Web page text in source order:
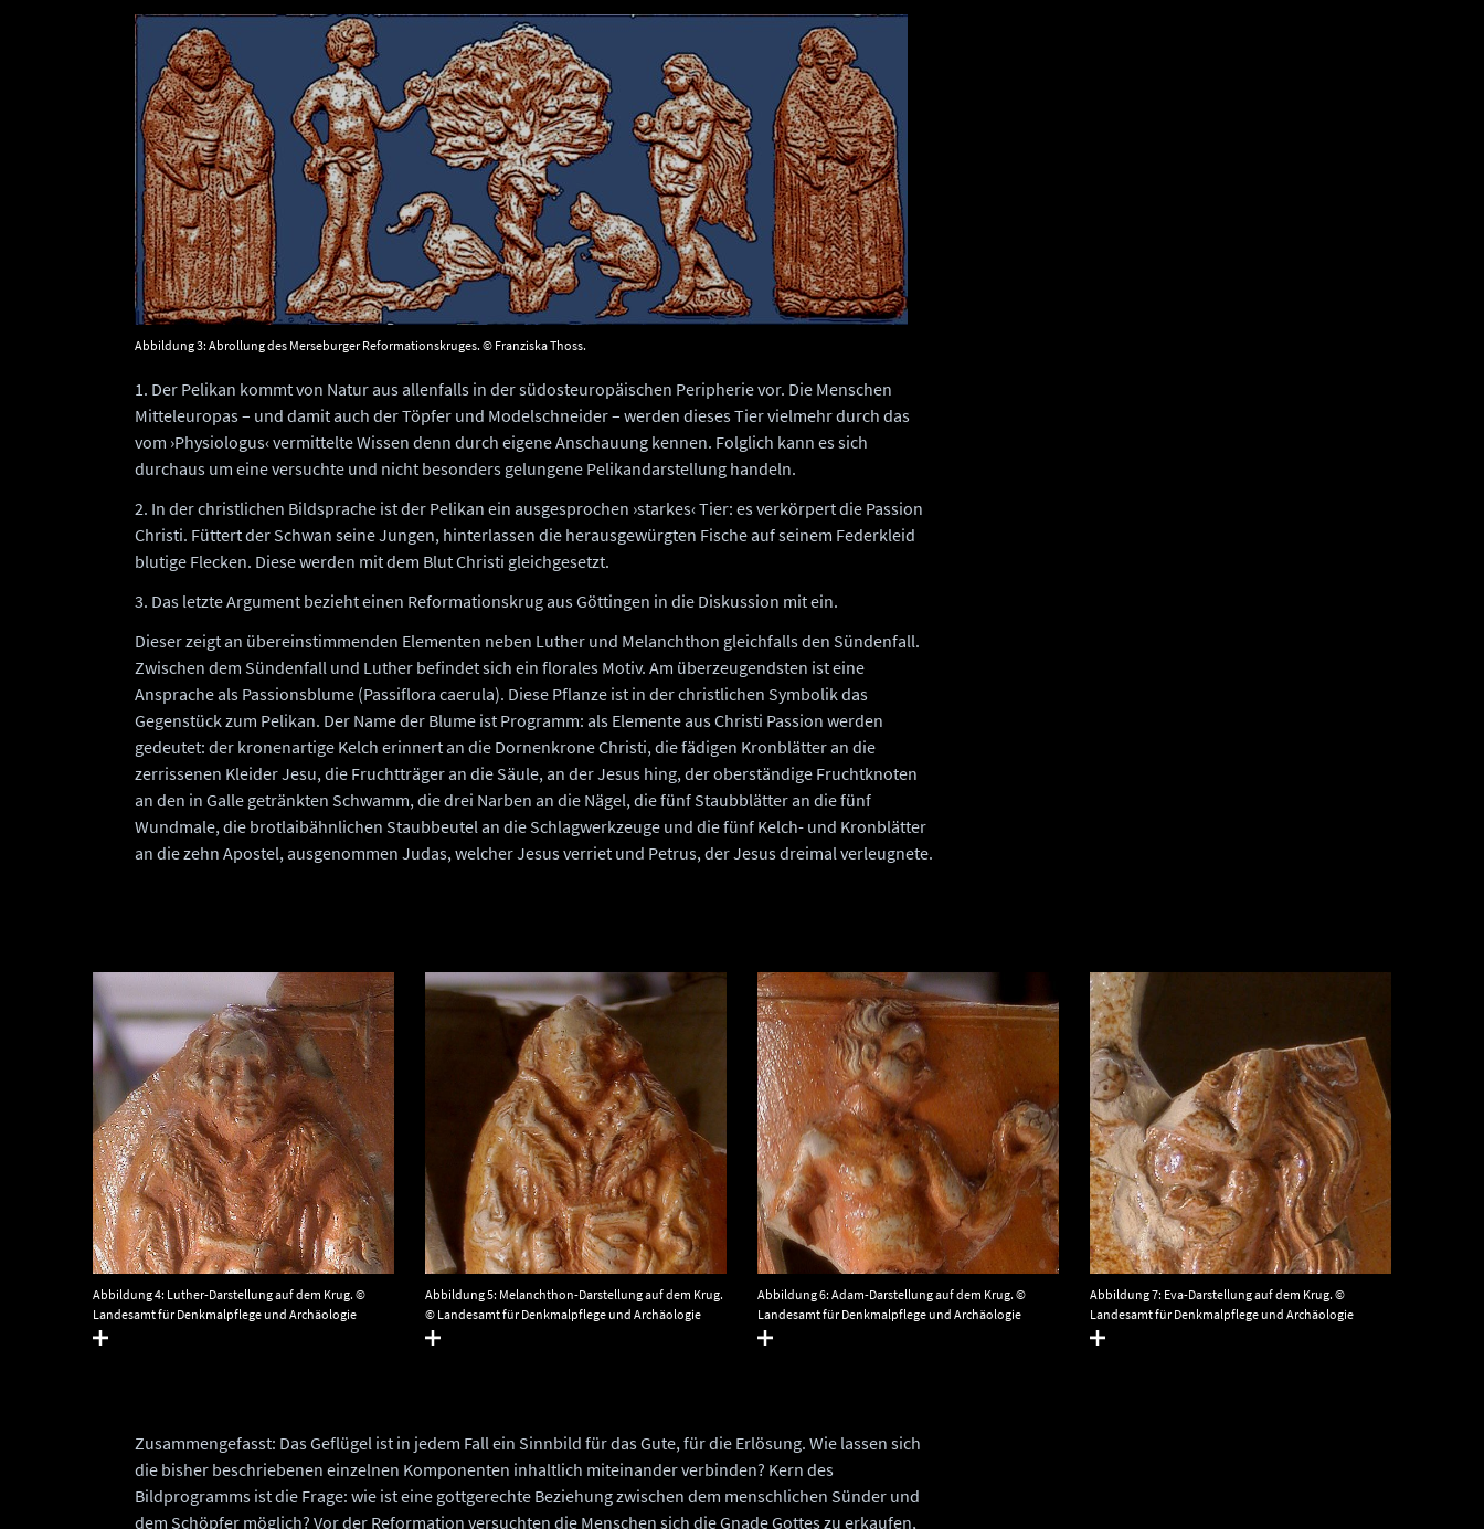
Abbildung 3: Abrollung des Merseburger Reformationskruges. © Franziska Thoss.
1. Der Pelikan kommt von Natur aus allenfalls in der südosteuropäischen Peripherie vor. Die Menschen
Mitteleuropas – und damit auch der Töpfer und Modelschneider – werden dieses Tier vielmehr durch das
vom ›Physiologus‹ vermittelte Wissen denn durch eigene Anschauung kennen. Folglich kann es sich
durchaus um eine versuchte und nicht besonders gelungene Pelikandarstellung handeln.
2. In der christlichen Bildsprache ist der Pelikan ein ausgesprochen ›starkes‹ Tier: es verkörpert die Passion
Christi. Füttert der Schwan seine Jungen, hinterlassen die herausgewürgten Fische auf seinem Federkleid
blutige Flecken. Diese werden mit dem Blut Christi gleichgesetzt.
3. Das letzte Argument bezieht einen Reformationskrug aus Göttingen in die Diskussion mit ein.
Dieser zeigt an übereinstimmenden Elementen neben Luther und Melanchthon gleichfalls den Sündenfall.
Zwischen dem Sündenfall und Luther befindet sich ein florales Motiv. Am überzeugendsten ist eine
Ansprache als Passionsblume (Passiflora caerula). Diese Pflanze ist in der christlichen Symbolik das
Gegenstück zum Pelikan. Der Name der Blume ist Programm: als Elemente aus Christi Passion werden
gedeutet: der kronenartige Kelch erinnert an die Dornenkrone Christi, die fädigen Kronblätter an die
zerrissenen Kleider Jesu, die Fruchtträger an die Säule, an der Jesus hing, der oberständige Fruchtknoten
an den in Galle getränkten Schwamm, die drei Narben an die Nägel, die fünf Staubblätter an die fünf
Wundmale, die brotlaibähnlichen Staubbeutel an die Schlagwerkzeuge und die fünf Kelch- und Kronblätter
an die zehn Apostel, ausgenommen Judas, welcher Jesus verriet und Petrus, der Jesus dreimal verleugnete.
Abbildung 4: Luther-Darstellung auf dem Krug. ©
Landesamt für Denkmalpflege und Archäologie
Sachsen-Anhalt.
Abbildung 5: Melanchthon-Darstellung auf dem Krug.
© Landesamt für Denkmalpflege und Archäologie
Sachsen-Anhalt.
Abbildung 6: Adam-Darstellung auf dem Krug. ©
Landesamt für Denkmalpflege und Archäologie
Sachsen-Anhalt.
Abbildung 7: Eva-Darstellung auf dem Krug. ©
Landesamt für Denkmalpflege und Archäologie
Sachsen-Anhalt.
Zusammengefasst: Das Geflügel ist in jedem Fall ein Sinnbild für das Gute, für die Erlösung. Wie lassen sich
die bisher beschriebenen einzelnen Komponenten inhaltlich miteinander verbinden? Kern des
Bildprogramms ist die Frage: wie ist eine gottgerechte Beziehung zwischen dem menschlichen Sünder und
dem Schöpfer möglich? Vor der Reformation versuchten die Menschen sich die Gnade Gottes zu erkaufen,